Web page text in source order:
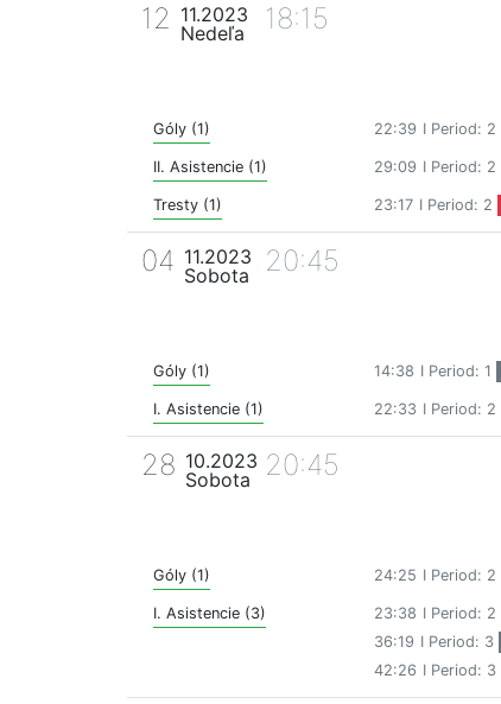
12 11.2023
Nedeľa
18:15
Góly (1) 22:39 I Period: 2
II. Asistencie (1) 29:09 I Period: 2
Tresty (1) 23:17 I Period: 2
04 11.2023
Sobota
20:45
Góly (1) 14:38 I Period: 1
I. Asistencie (1) 22:33 I Period: 2
28 10.2023
Sobota
20:45
Góly (1) 24:25 I Period: 2
I. Asistencie (3) 23:38 I Period: 2
36:19 I Period: 3
42:26 I Period: 3